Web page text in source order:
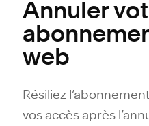
Annuler
web
Résiliez
vos accès après